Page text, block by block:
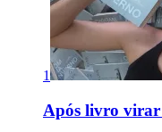
1
Após livro virar